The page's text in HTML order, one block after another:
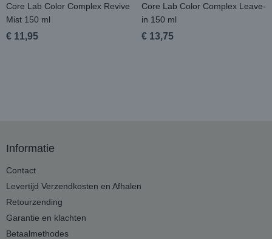
Core Lab Color Complex Revive
Mist 150 ml
€ 11,95
Core Lab Color Complex Leave-
in 150 ml
€ 13,75
Informatie
Contact
Levertijd Verzendkosten en Afhalen
Retourzending
Garantie en klachten
Betaalmethodes